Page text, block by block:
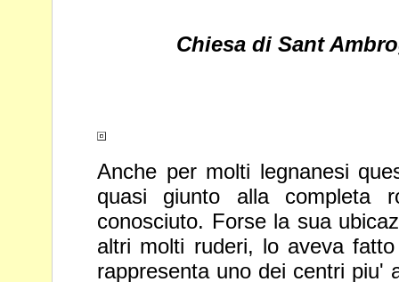
Chiesa di Sant
Anche per molti legnanesi
quasi giunto alla completa
conosciuto. Forse la sua
altri molti ruderi, lo aveva
rappresenta uno dei centri piu'